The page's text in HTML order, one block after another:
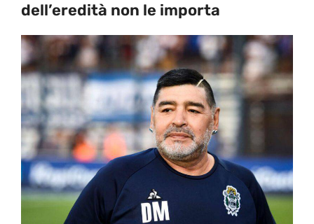
dell’eredità non le importa